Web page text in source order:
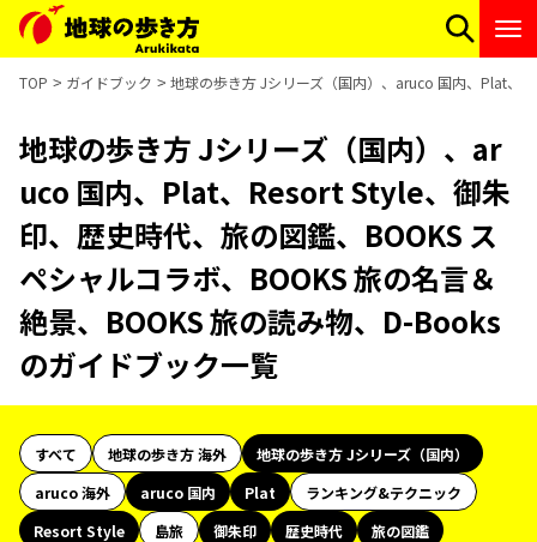
TOP ガイドブック 地球の歩き方 Jシリーズ（国内）、aruco 国内、Plat、
地球の歩き方 Jシリーズ（国内）、ar
uco 国内、Plat、Resort Style、御朱
印、歴史時代、旅の図鑑、BOOKS ス
ペシャルコラボ、BOOKS 旅の名言＆
絶景、BOOKS 旅の読み物、D-Books
のガイドブック一覧
すべて 地球の歩き方 海外
地球の歩き方 Jシリーズ（国内）
aruco 海外
aruco 国内 Plat
ランキング&テクニック
Resort Style
島旅 御朱印 歴史時代
旅の図鑑